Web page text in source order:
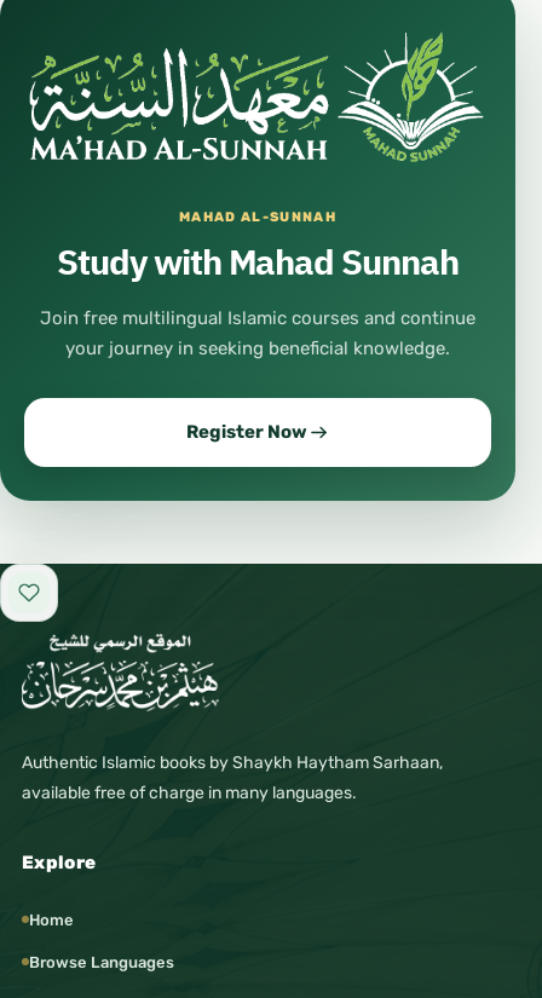
MAHAD AL-SUNNAH
Study with Mahad Sunnah
Join free multilingual Islamic courses and continue
your journey in seeking beneficial knowledge.
Register Now
Add to favorites
Authentic Islamic books by Shaykh Haytham Sarhaan,
available free of charge in many languages.
Explore
Home
Browse Languages